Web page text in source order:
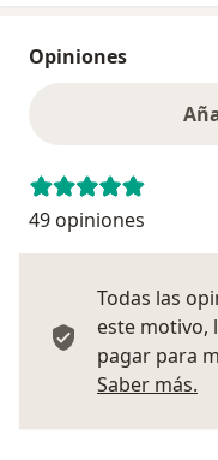
Opiniones
49 opiniones
Todas las
este motivo,
pagar para
Saber más.